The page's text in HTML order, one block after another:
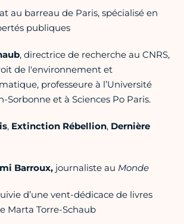
au barreau de Paris, spécialisé en
publiques
, directrice de recherche au CNRS,
de l'environnement et
professeure à l’Université
Sorbonne et à Sciences Po Paris.
, Extinction Rébellion, Dernière
Barroux, journaliste au Monde
d’une vent-dédicace de livres
Marta Torre-Schaub